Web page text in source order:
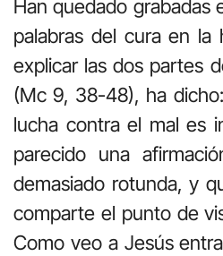
Han quedado grabadas
palabras del cura en la
explicar las dos partes
(Mc 9, 38-48), ha
lucha contra el mal es
parecido una
demasiado rotunda, y
comparte el punto de
Como veo a Jesús